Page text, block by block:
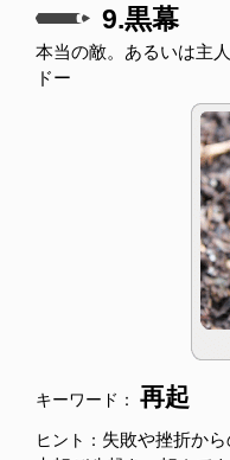
9.黒幕
本当の敵。あるいは主
ドー
キーワード： 再起
ヒント： 失敗や挫折か